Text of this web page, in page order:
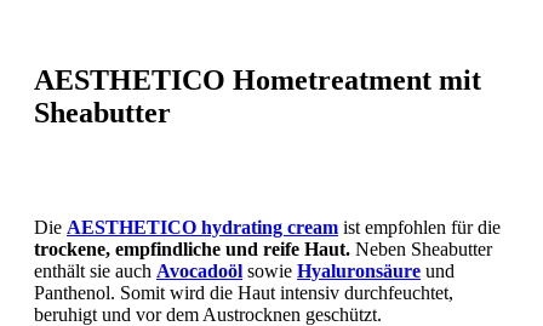
AESTHETICO Hometreatment mit
Sheabutter
Die AESTHETICO hydrating cream ist empfohlen für die
trockene, empfindliche und reife Haut. Neben Sheabutter
enthält sie auch Avocadoöl sowie Hyaluronsäure und
Panthenol. Somit wird die Haut intensiv durchfeuchtet,
beruhigt und vor dem Austrocknen geschützt.